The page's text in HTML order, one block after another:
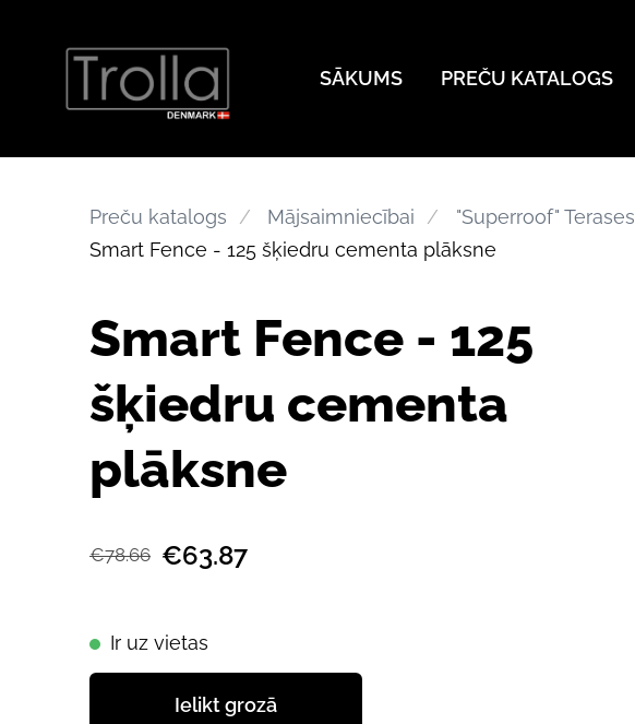
SĀKUMS PREČU KATALOGS
Preču katalogs Mājsaimniecībai
"Superroof"
Smart Fence - 125 šķiedru cementa plāksne
Smart Fence - 125
šķiedru cementa
plāksne
€78.66 €63.87
Ir uz vietas
Ielikt grozā